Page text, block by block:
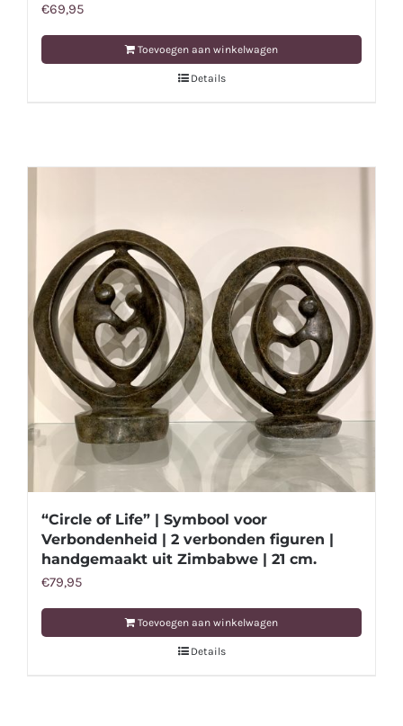
€69,95
Toevoegen aan winkelwagen
Details
“Circle of Life” | Symbool voor
Verbondenheid | 2 verbonden figuren |
handgemaakt uit Zimbabwe | 21 cm.
€79,95
Toevoegen aan winkelwagen
Details